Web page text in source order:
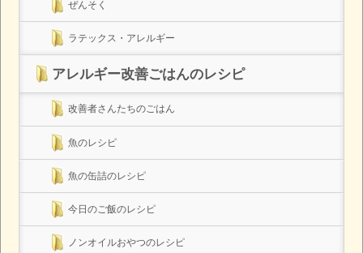
ぜんそく
ラテックス・アレルギー
アレルギー改善ごはんのレシピ
改善者さんたちのごはん
魚のレシピ
魚の缶詰のレシピ
今日のご飯のレシピ
ノンオイルおやつのレシピ